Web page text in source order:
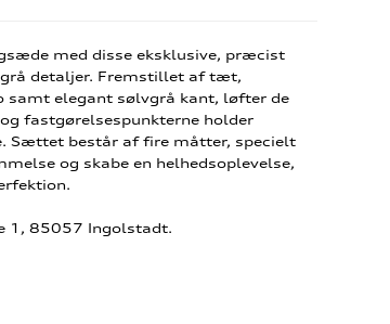
med disse eksklusive, præcist
detaljer. Fremstillet af tæt,
elegant sølvgrå kant, løfter de
fastgørelsespunkterne holder
Sættet består af fire måtter, specielt
og skabe en helhedsoplevelse,
1, 85057 Ingolstadt.